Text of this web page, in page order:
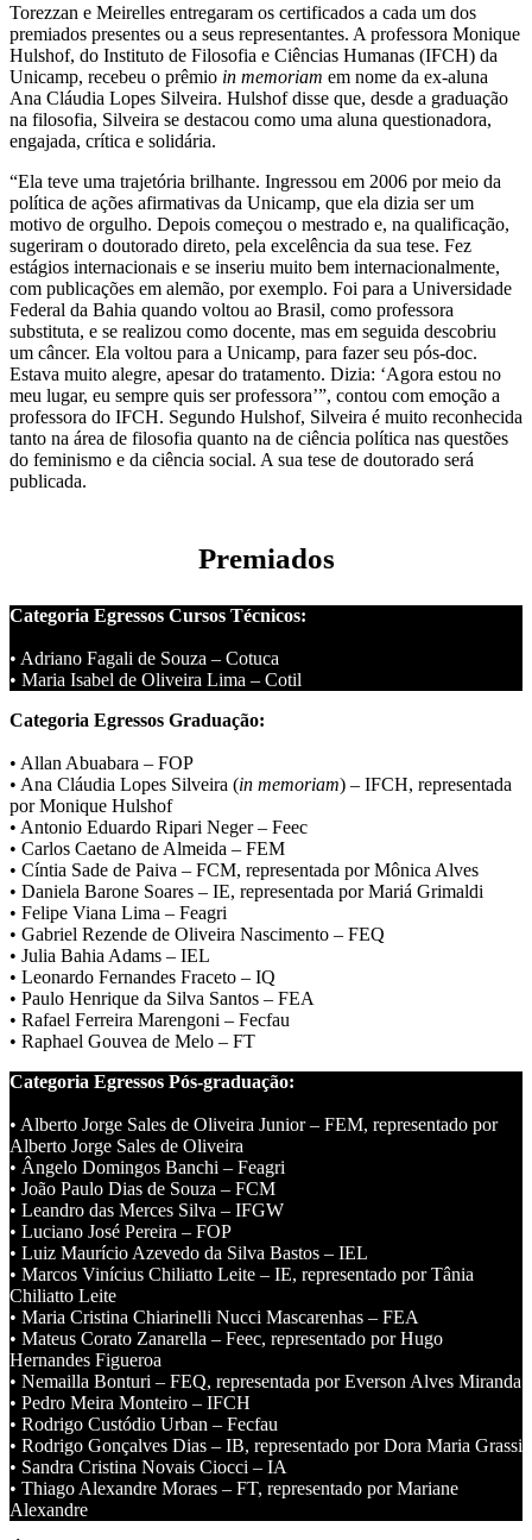
Torezzan e Meirelles entregaram os certificados a cada um dos
premiados presentes ou a seus representantes. A professora Monique
Hulshof, do Instituto de Filosofia e Ciências Humanas (IFCH) da
Unicamp, recebeu o prêmio in memoriam em nome da ex-aluna
Ana Cláudia Lopes Silveira. Hulshof disse que, desde a graduação
na filosofia, Silveira se destacou como uma aluna questionadora,
engajada, crítica e solidária.
“Ela teve uma trajetória brilhante. Ingressou em 2006 por meio da
política de ações afirmativas da Unicamp, que ela dizia ser um
motivo de orgulho. Depois começou o mestrado e, na qualificação,
sugeriram o doutorado direto, pela excelência da sua tese. Fez
estágios internacionais e se inseriu muito bem internacionalmente,
com publicações em alemão, por exemplo. Foi para a Universidade
Federal da Bahia quando voltou ao Brasil, como professora
substituta, e se realizou como docente, mas em seguida descobriu
um câncer. Ela voltou para a Unicamp, para fazer seu pós-doc.
Estava muito alegre, apesar do tratamento. Dizia: ‘Agora estou no
meu lugar, eu sempre quis ser professora’”, contou com emoção a
professora do IFCH. Segundo Hulshof, Silveira é muito reconhecida
tanto na área de filosofia quanto na de ciência política nas questões
do feminismo e da ciência social. A sua tese de doutorado será
publicada.
Premiados
Categoria Egressos Cursos Técnicos:
• Adriano Fagali de Souza – Cotuca
• Maria Isabel de Oliveira Lima – Cotil
Categoria Egressos Graduação:
• Allan Abuabara – FOP
• Ana Cláudia Lopes Silveira (in memoriam) – IFCH, representada
por Monique Hulshof
• Antonio Eduardo Ripari Neger – Feec
• Carlos Caetano de Almeida – FEM
• Cíntia Sade de Paiva – FCM, representada por Mônica Alves
• Daniela Barone Soares – IE, representada por Mariá Grimaldi
• Felipe Viana Lima – Feagri
• Gabriel Rezende de Oliveira Nascimento – FEQ
• Julia Bahia Adams – IEL
• Leonardo Fernandes Fraceto – IQ
• Paulo Henrique da Silva Santos – FEA
• Rafael Ferreira Marengoni – Fecfau
• Raphael Gouvea de Melo – FT
Categoria Egressos Pós-graduação:
• Alberto Jorge Sales de Oliveira Junior – FEM, representado por
Alberto Jorge Sales de Oliveira
• Ângelo Domingos Banchi – Feagri
• João Paulo Dias de Souza – FCM
• Leandro das Merces Silva – IFGW
• Luciano José Pereira – FOP
• Luiz Maurício Azevedo da Silva Bastos – IEL
• Marcos Vinícius Chiliatto Leite – IE, representado por Tânia
Chiliatto Leite
• Maria Cristina Chiarinelli Nucci Mascarenhas – FEA
• Mateus Corato Zanarella – Feec, representado por Hugo
Hernandes Figueroa
• Nemailla Bonturi – FEQ, representada por Everson Alves Miranda
• Pedro Meira Monteiro – IFCH
• Rodrigo Custódio Urban – Fecfau
• Rodrigo Gonçalves Dias – IB, representado por Dora Maria Grassi
• Sandra Cristina Novais Ciocci – IA
• Thiago Alexandre Moraes – FT, representado por Mariane
Alexandre